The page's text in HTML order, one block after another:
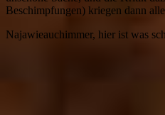
Beschimpfungen) kriegen dann
Najawieauchimmer, hier ist was